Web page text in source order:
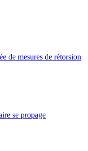
de mesures de rétorsion
se propage